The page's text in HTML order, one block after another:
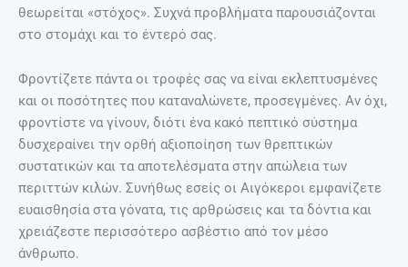
θεωρείται «στόχος». Συχνά προβλήματα παρουσιάζονται
στο στομάχι και το έντερό σας.
Φροντίζετε πάντα οι τροφές σας να είναι εκλεπτυσμένες
και οι ποσότητες που καταναλώνετε, προσεγμένες. Αν όχι,
φροντίστε να γίνουν, διότι ένα κακό πεπτικό σύστημα
δυσχεραίνει την ορθή αξιοποίηση των θρεπτικών
συστατικών και τα αποτελέσματα στην απώλεια των
περιττών κιλών. Συνήθως εσείς οι Αιγόκεροι εμφανίζετε
ευαισθησία στα γόνατα, τις αρθρώσεις και τα δόντια και
χρειάζεστε περισσότερο ασβέστιο από τον μέσο
άνθρωπο.